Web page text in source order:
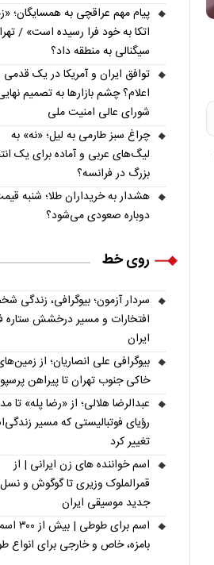
پیام مهم عراقچی به همسایگان؛
اتکا به خود فرا رسیده است» /
سیگنالی به منطقه داد؟
توافق ایران و آمریکا در یک قدمی
اعلام؟ چشم بازارها به تصمیم
شورای عالی امنیت ملی
چراغ سبز طارمی به لیل؛ «نه» به
لیگ‌های عربی و آماده برای یک
بزرگ در فرانسه؟
هشدار به خریداران طلا؛ شنبه
دوباره صعودی می‌شود؟
روی خط
سردار آزمون؛ بیوگرافی، زندگی
افتخارات و مسیر درخشش ستاره
ایران
بیوگرافی علی انصاریان؛ از
خاکی جنوب تهران تا پیراهن
عبدالرضا هلالی؛ از «رضا پله» تا
رؤیای فوتبالیستی که مسیر
تغییر کرد
اسم خواننده های زن ایرانی | از
قمرالملوک وزیری تا گوگوش و نسل
جدید موسیقی ایران
اسم برای
بامزه، خاص و خارجی برای انواع